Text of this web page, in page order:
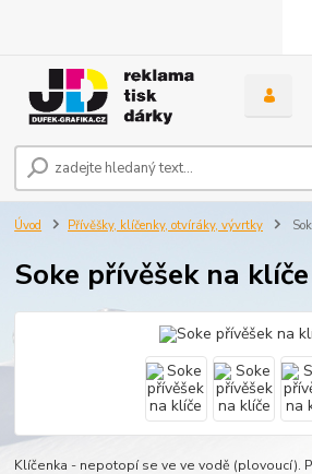
Úvod Přívěšky, klíčenky, otvíráky, vývrtky
Soke přívěšek na klíče
Klíčenka - nepotopí se ve ve vodě (plovoucí).